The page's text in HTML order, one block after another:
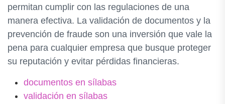
permitan cumplir con las regulaciones de una
manera efectiva. La validación de documentos y la
prevención de fraude son una inversión que vale la
pena para cualquier empresa que busque proteger
su reputación y evitar pérdidas financieras.
documentos en sílabas
validación en sílabas